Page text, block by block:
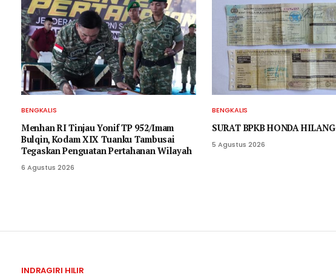
BENGKALIS
Menhan RI Tinjau Yonif TP 952/Imam
Bulqin, Kodam XIX Tuanku Tambusai
Tegaskan Penguatan Pertahanan Wilayah
6 Agustus 2026
BENGKALIS
SURAT BPKB HONDA HILANG
5 Agustus 2026
INDRAGIRI HILIR